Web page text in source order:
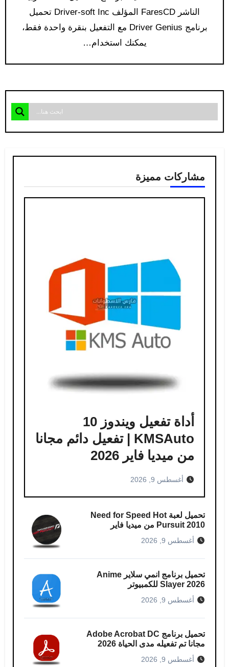
الناشر FaresCD المؤلف Driver-soft Inc تحميل
برنامج Driver Genius مع التفعيل بنقرة واحدة فقط،
يمكنك استخدام…
مشاركات مميزة
أداة تفعيل ويندوز 10
KMSAuto | تفعيل دائم مجانا
من ميديا فاير 2026
أغسطس 9, 2026
تحميل لعبة Need for Speed Hot
Pursuit 2010 من ميديا فاير
أغسطس 9, 2026
تحميل برنامج انمي سلاير​ Anime
Slayer 2026 للكمبيوتر
أغسطس 9, 2026
تحميل برنامج Adobe Acrobat DC
مجانا تم تفعيله مدى الحياة 2026
أغسطس 9, 2026